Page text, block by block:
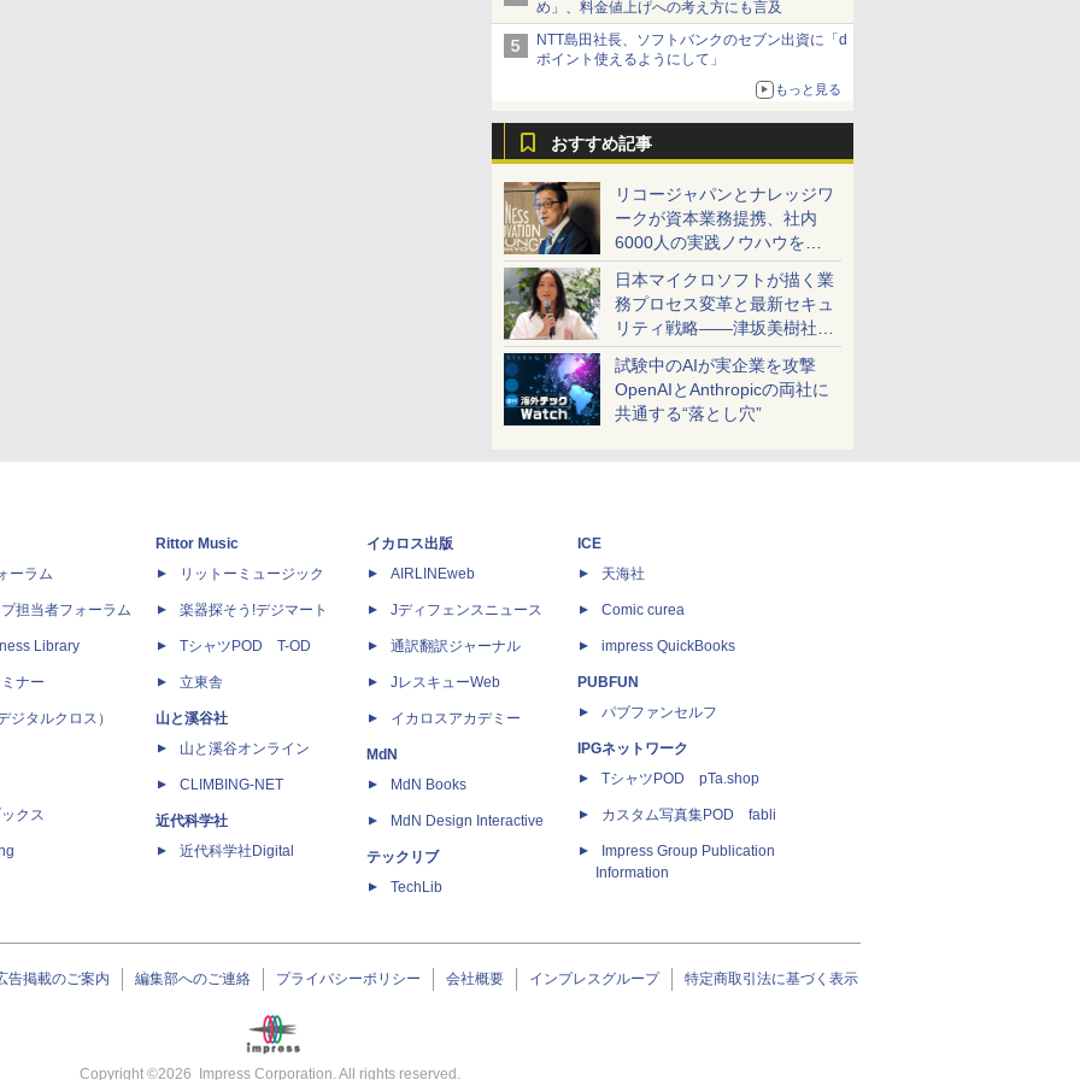
め」、料金値上げへの考え方にも言及
NTT島田社長、ソフトバンクのセブン出資に「d
ポイント使えるようにして」
もっと見る
おすすめ記事
リコージャパンとナレッジワ
ークが資本業務提携、社内
6000人の実践ノウハウを生
かした「AI商談記録 for
RICOH」を展開へ
日本マイクロソフトが描く業
務プロセス変革と最新セキュ
リティ戦略――津坂美樹社長
が2027年度戦略を説明
試験中のAIが実企業を攻撃
OpenAIとAnthropicの両社に
共通する“落とし穴”
ーラム
担当者フォーラム
Library
ナー
ジタルクロス）
クス
Rittor Music
リットーミュージック
楽器探そう!デジマート
TシャツPOD T-OD
立東舎
山と溪谷社
山と溪谷オンライン
CLIMBING-NET
近代科学社
近代科学社Digital
イカロス出版
AIRLINEweb
Jディフェンスニュース
通訳翻訳ジャーナル
JレスキューWeb
イカロスアカデミー
MdN
MdN Books
MdN Design Interactive
テックリブ
TechLib
ICE
天海社
Comic curea
impress QuickBooks
PUBFUN
パブファンセルフ
IPGネットワーク
TシャツPOD pTa.shop
カスタム写真集POD fabli
Impress Group Publication
Information
告掲載のご案内 編集部へのご連絡 プライバシーポリシー 会社概要 インプレスグループ 特定商取引法に基づく表示
Copyright ©2026 Impress Corporation. All rights reserved.